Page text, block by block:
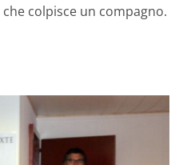
colpisce un compagno.